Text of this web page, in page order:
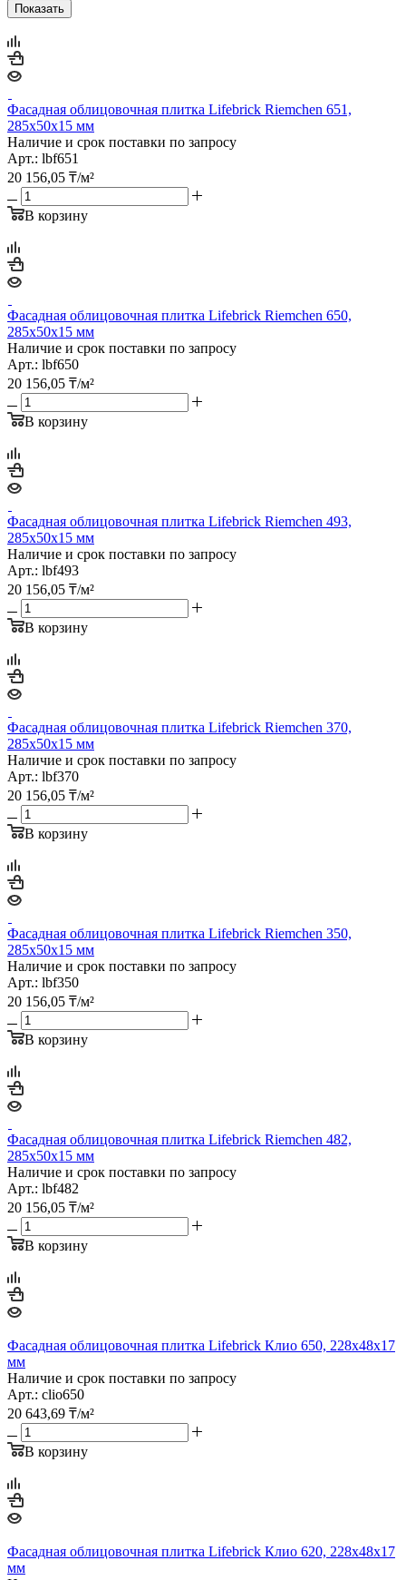
Показать
Фасадная облицовочная плитка Lifebrick Riemchen 651,
285х50х15 мм
Наличие и срок поставки по запросу
Арт.: lbf651
20 156,05 ₸/м²
В корзину
Фасадная облицовочная плитка Lifebrick Riemchen 650,
285х50х15 мм
Наличие и срок поставки по запросу
Арт.: lbf650
20 156,05 ₸/м²
В корзину
Фасадная облицовочная плитка Lifebrick Riemchen 493,
285х50х15 мм
Наличие и срок поставки по запросу
Арт.: lbf493
20 156,05 ₸/м²
В корзину
Фасадная облицовочная плитка Lifebrick Riemchen 370,
285х50х15 мм
Наличие и срок поставки по запросу
Арт.: lbf370
20 156,05 ₸/м²
В корзину
Фасадная облицовочная плитка Lifebrick Riemchen 350,
285х50х15 мм
Наличие и срок поставки по запросу
Арт.: lbf350
20 156,05 ₸/м²
В корзину
Фасадная облицовочная плитка Lifebrick Riemchen 482,
285х50х15 мм
Наличие и срок поставки по запросу
Арт.: lbf482
20 156,05 ₸/м²
В корзину
Фасадная облицовочная плитка Lifebrick Клио 650, 228х48х17
мм
Наличие и срок поставки по запросу
Арт.: clio650
20 643,69 ₸/м²
В корзину
Фасадная облицовочная плитка Lifebrick Клио 620, 228х48х17
мм